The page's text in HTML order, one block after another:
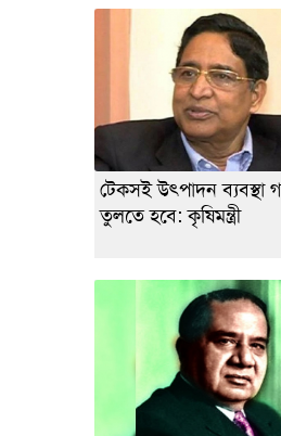
টেকসই উৎপাদন ব্যবস্থা
তুলতে হবে: কৃষিমন্ত্রী